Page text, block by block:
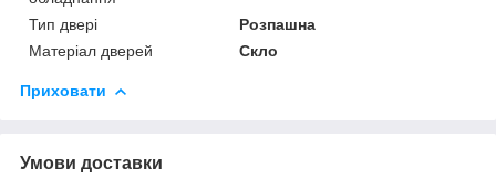
Тип двері
Розпашна
Матеріал дверей
Скло
Приховати
Умови доставки